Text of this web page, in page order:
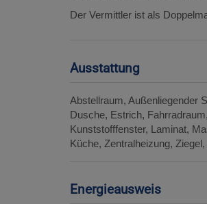
Der Vermittler ist als
Ausstattung
Abstellraum Außenliegender
Dusche Estrich Fahrradraum
Kunststofffenster Laminat
Küche Zentralheizung Ziegel
Energieausweis